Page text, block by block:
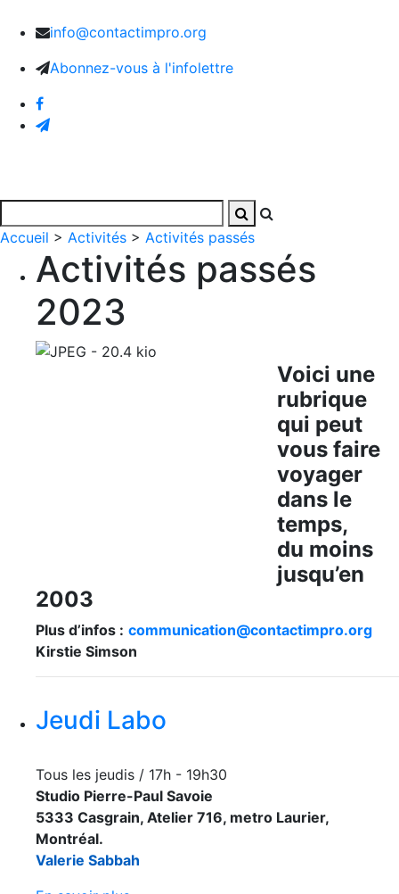
info@contactimpro.org
Abonnez-vous à l'infolettre
Accueil > Activités > Activités passés
Activités passés
2023
Voici une
rubrique
qui peut
vous faire
voyager
dans le
temps,
du moins
jusqu’en
2003
Plus d’infos : communication@contactimpro.org
Kirstie Simson
Jeudi Labo
Tous les jeudis / 17h - 19h30
Studio Pierre-Paul Savoie
5333 Casgrain, Atelier 716, metro Laurier,
Montréal.
Valerie Sabbah